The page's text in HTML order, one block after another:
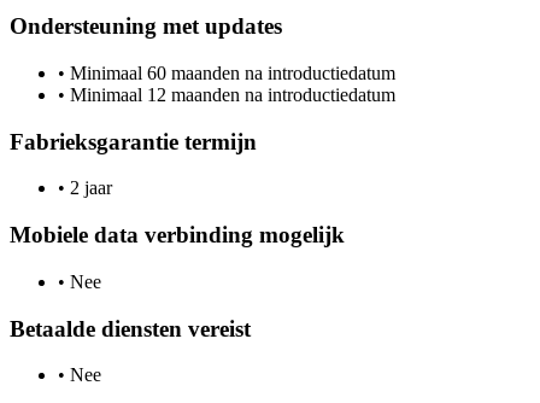
Ondersteuning met updates
• Minimaal 60 maanden na introductiedatum
• Minimaal 12 maanden na introductiedatum
Fabrieksgarantie termijn
• 2 jaar
Mobiele data verbinding mogelijk
• Nee
Betaalde diensten vereist
• Nee